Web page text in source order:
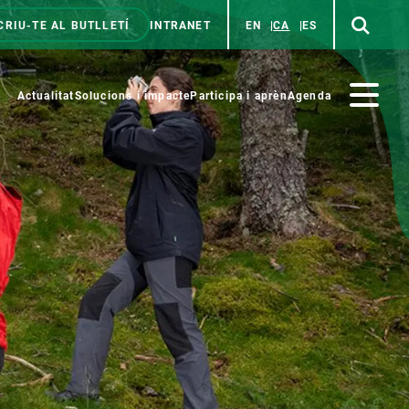
TE AL BUTLLETÍ INTRANET EN CA ES
Menú
secundario
ActualitatSolucions i impacteParticipa i aprènAgenda
PARTICIPA
i art
ciència amb nosaltres
Materials educatius
NOTÍCIES I AGENDA
Agenda
Esdeveniments anteriors
Actualitat
Notícies